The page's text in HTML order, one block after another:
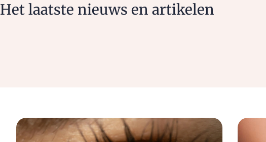
Het laatste nieuws en artikelen